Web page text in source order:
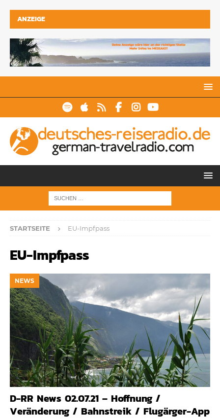
ANZEIGE
STARTSEITE EU-Impfpass
EU-Impfpass
NEWS
D-RR News 02.07.21 – Hoffnung /
Veränderung / Bahnstreik / Flugärger-App